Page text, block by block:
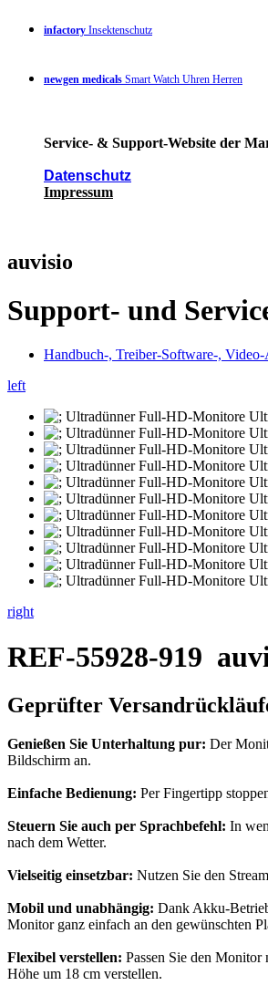
infactory Insektenschutz
newgen medicals Smart Watch Uhren Herren
Service- & Support-Website der
Datenschutz
Impressum
auvisio
Support- und
Handbuch-, Treiber-Software-,
left
right
REF-55928-919
Geprüfter
Genießen Sie Unterhaltung pur: Der
Bildschirm an.
Einfache Bedienung: Per Fingertipp
Steuern Sie auch per Sprachbefehl: In
nach dem Wetter.
Vielseitig einsetzbar: Nutzen Sie den
Mobil und unabhängig: Dank Akku-
Monitor ganz einfach an den gewünschten
Flexibel verstellen: Passen Sie den Monitor
Höhe um 18 cm verstellen.